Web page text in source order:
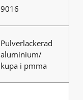
9016
Pulverlackerad
aluminium/
kupa i pmma